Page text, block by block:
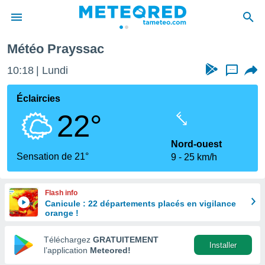
de
Météo Prayssac
10:18 Lundi ...
Éclaircies
22°
Sensation de 21°
Nord-ouest
9
25 km/h
Flash info
Canicule : 22 départements placés en vigilance
orange !
Téléchargez GRATUITEMENT
l’application Meteored!
Installer